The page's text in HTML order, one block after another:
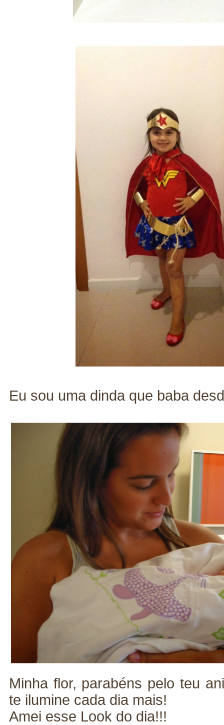
Eu sou uma dinda que baba
Minha flor, parabéns pelo teu
te ilumine cada dia mais!
Amei esse Look do dia!!!